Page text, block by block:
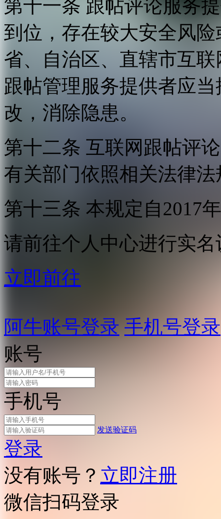
第十一条 跟帖评论服务
到位，存在较大安全风
省、自治区、直辖市互
跟帖管理服务提供者应
改，消除隐患。
第十二条 互联网跟帖评
有关部门依照相关法律
第十三条 本规定自2017
请前往个人中心进行实名
立即前往
阿牛账号登录 手机号登录
账号
手机号
发送验证码
登录
没有账号？ 立即注册
微信扫码登录